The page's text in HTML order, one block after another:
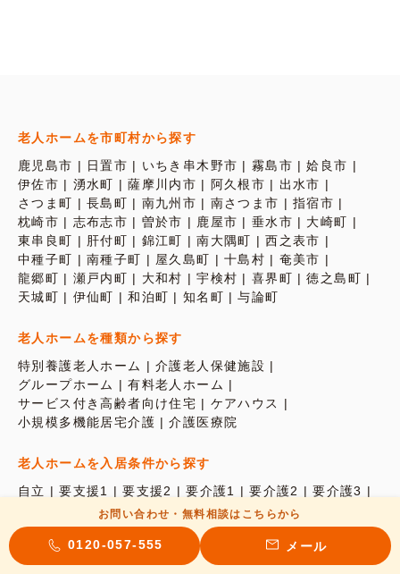
老人ホームを市町村から探す
鹿児島市
日置市 いちき串木野市 霧島市
姶良市
伊佐市
湧水町 薩摩川内市 阿久根市
出水市
さつま町
長島町 南九州市 南さつま市
指宿市
枕崎市
志布志市 曽於市 鹿屋市 垂水市
大崎町
東串良町
肝付町 錦江町 南大隅町
西之表市
中種子町
南種子町 屋久島町 十島村
奄美市
龍郷町
瀬戸内町 大和村 宇検村 喜界町
徳之島町
天城町
伊仙町 和泊町 知名町 与論町
老人ホームを種類から探す
特別養護老人ホーム
介護老人保健施設
グループホーム
有料老人ホーム
サービス付き高齢者向け住宅
ケアハウス
小規模多機能居宅介護
介護医療院
老人ホームを入居条件から探す
自立
要支援1 要支援2 要介護1 要介護2
要介護3
要介護5 認知症
老人ホームを医療体制から探す
お問い合わせ・無料相談はこちらから
0120-057-555 メール